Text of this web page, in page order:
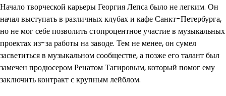
Начало творческой карьеры Георгия Лепса было не легким. Он
начал выступать в различных клубах и кафе Санкт-Петербурга,
но не мог себе позволить стопроцентное участие в музыкальных
проектах из-за работы на заводе. Тем не менее, он сумел
засветиться в музыкальном сообществе, а позже его талант был
замечен продюсером Ренатом Тагировым, который помог ему
заключить контракт с крупным лейблом.